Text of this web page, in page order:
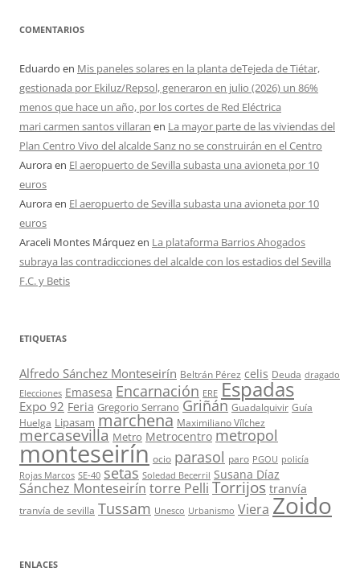
COMENTARIOS
Eduardo en Mis paneles solares en la planta deTejeda de Tiétar,
gestionada por Ekiluz/Repsol, generaron en julio (2026) un 86%
menos que hace un año, por los cortes de Red Eléctrica
mari carmen santos villaran en La mayor parte de las viviendas del
Plan Centro Vivo del alcalde Sanz no se construirán en el Centro
Auroraen El aeropuerto de Sevilla subasta una avioneta por 10
euros
Auroraen El aeropuerto de Sevilla subasta una avioneta por 10
euros
Araceli Montes Márquezen La plataforma Barrios Ahogados
subraya las contradicciones del alcalde con los estadios del Sevilla
F.C. y Betis
ETIQUETAS
Alfredo Sánchez Monteseirín Beltrán Pérez celis Deuda dragado
Elecciones Emasesa Encarnación ERE Espadas
Expo 92 Feria Gregorio Serrano Griñán Guadalquivir Guía
Huelga Lipasam marchena Maximiliano Vílchez
mercasevilla Metro Metrocentro metropol
monteseirín ocio parasol paro PGOU policía
Rojas Marcos SE-40 setas Soledad Becerril Susana Díaz
Sánchez Monteseirín torre Pelli Torrijos tranvía
tranvía de sevilla Tussam Unesco Urbanismo Viera Zoido
ENLACES